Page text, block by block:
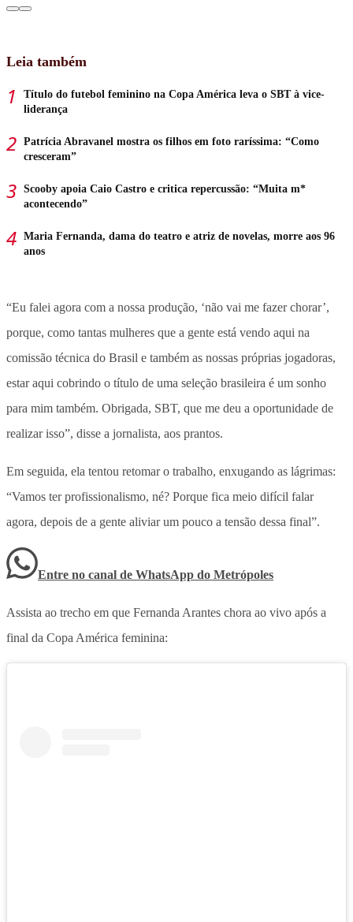
Leia também
Título do futebol feminino na Copa América leva o SBT à vice-
liderança
Patrícia Abravanel mostra os filhos em foto raríssima: “Como
cresceram”
Scooby apoia Caio Castro e critica repercussão: “Muita m*
acontecendo”
Maria Fernanda, dama do teatro e atriz de novelas, morre aos 96
anos
“Eu falei agora com a nossa produção, ‘não vai me fazer chorar’,
porque, como tantas mulheres que a gente está vendo aqui na
comissão técnica do Brasil e também as nossas próprias jogadoras,
estar aqui cobrindo o título de uma seleção brasileira é um sonho
para mim também. Obrigada, SBT, que me deu a oportunidade de
realizar isso”, disse a jornalista, aos prantos.
Em seguida, ela tentou retomar o trabalho, enxugando as lágrimas:
“Vamos ter profissionalismo, né? Porque fica meio difícil falar
agora, depois de a gente aliviar um pouco a tensão dessa final”.
Entre no canal de WhatsApp do Metrópoles
Assista ao trecho em que Fernanda Arantes chora ao vivo após a
final da Copa América feminina: